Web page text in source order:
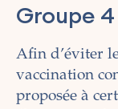
Groupe 4
Afin d’éviter
vaccination
proposée à